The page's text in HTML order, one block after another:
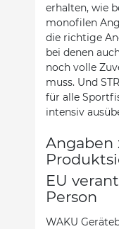
erhalten, wie
monofilen
die richtige
bei denen
noch volle
muss. Und
für alle
intensiv
Angaben
EU
Person
WAKU